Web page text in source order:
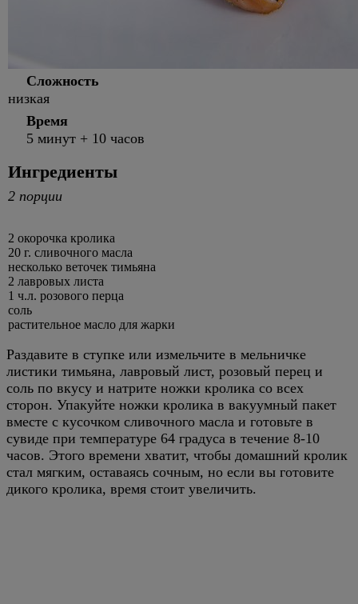
Сложность
низкая
Время
5 минут + 10 часов
Ингредиенты
2 порции
2 окорочка кролика
20 г. сливочного масла
несколько веточек тимьяна
2 лавровых листа
1 ч.л. розового перца
соль
растительное масло для жарки
Раздавите в ступке или измельчите в мельничке
листики тимьяна, лавровый лист, розовый перец и
соль по вкусу и натрите ножки кролика со всех
сторон. Упакуйте ножки кролика в вакуумный пакет
вместе с кусочком сливочного масла и готовьте в
сувиде при температуре 64 градуса в течение 8-10
часов. Этого времени хватит, чтобы домашний кролик
стал мягким, оставаясь сочным, но если вы готовите
дикого кролика, время стоит увеличить.